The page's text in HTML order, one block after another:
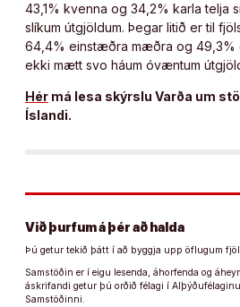
43,1% kvenna og 34,2% karla telja
slíkum útgjöldum. Þegar litið er til
64,4% einstæðra mæðra og
ekki mætt svo háum óvæntum
Hér má lesa skýrslu Varða um
Íslandi.
Við þurfum á þér að halda
Þú getur tekið þátt í að byggja upp öflugum
Samstöðin er í eigu lesenda, áhorfenda og
áskrifandi getur þú orðið félagi í
Samstöðinni.